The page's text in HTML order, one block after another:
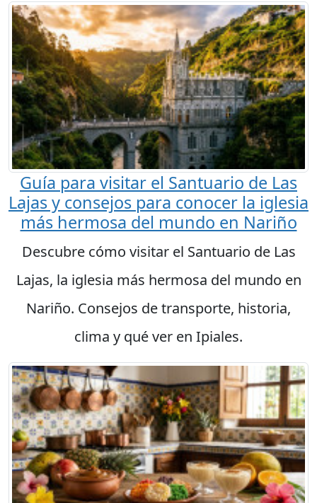
Guía para visitar el Santuario de Las
Lajas y consejos para conocer la iglesia
más hermosa del mundo en Nariño
Descubre cómo visitar el Santuario de Las
Lajas, la iglesia más hermosa del mundo en
Nariño. Consejos de transporte, historia,
clima y qué ver en Ipiales.